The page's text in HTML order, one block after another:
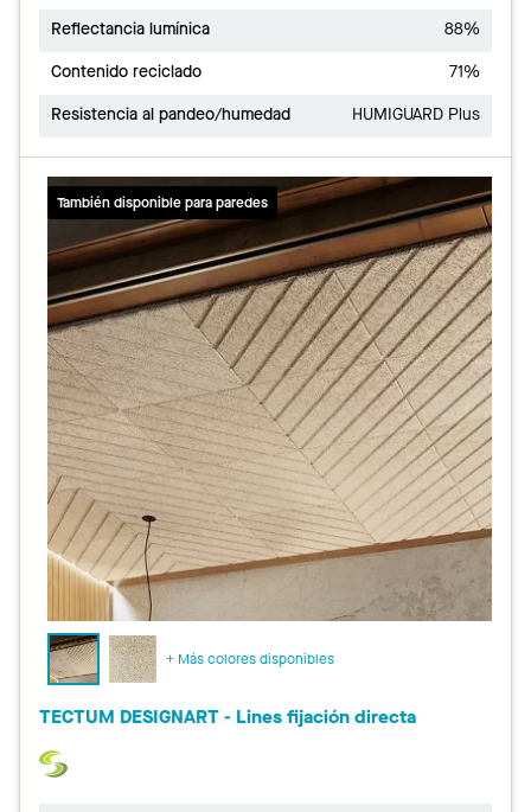
Reflectancia lumínica
88%
Contenido reciclado
71%
Resistencia al pandeo/humedad
HUMIGUARD Plus
También disponible para paredes
+ Más colores disponibles
TECTUM DESIGNART - Lines fijación directa